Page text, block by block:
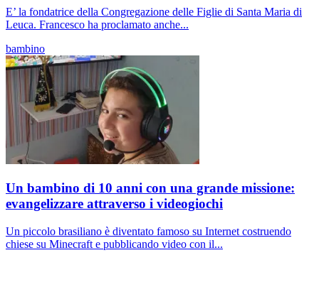
E’ la fondatrice della Congregazione delle Figlie di Santa Maria di
Leuca. Francesco ha proclamato anche...
bambino
Un bambino di 10 anni con una grande missione:
evangelizzare attraverso i videogiochi
Un piccolo brasiliano è diventato famoso su Internet costruendo
chiese su Minecraft e pubblicando video con il...